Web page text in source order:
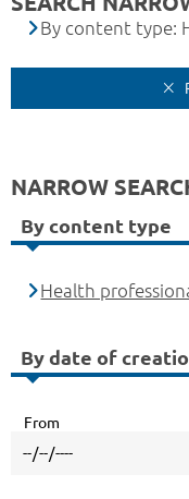
By content type:
NARROW
By content type
Health
By date of
From